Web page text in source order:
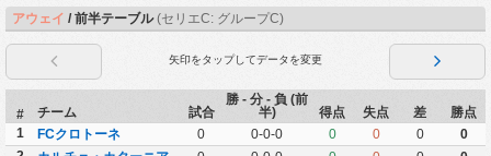
アウェイ / 前半テーブル(セリエC: グループC)
矢印をタップしてデータを変更
# チーム 試合
勝 - 分 - 負 (前
半)
得点 失点 差 勝点
1 FCクロトーネ 0 0-0-0 0 0 0 0